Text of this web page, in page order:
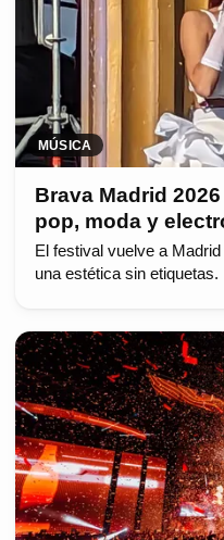
MÚSICA
Brava Madrid
pop, moda y
El festival vuelve a
una estética sin etiquetas.